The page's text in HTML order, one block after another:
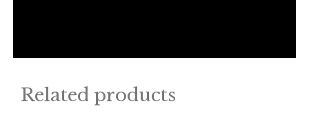
Related products